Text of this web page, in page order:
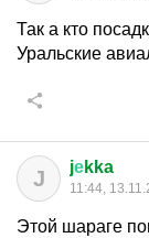
Так а кто
Уральские
J jеkka
11:44,
Этой шараге